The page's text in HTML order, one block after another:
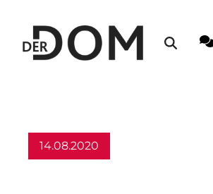
14.08.2020